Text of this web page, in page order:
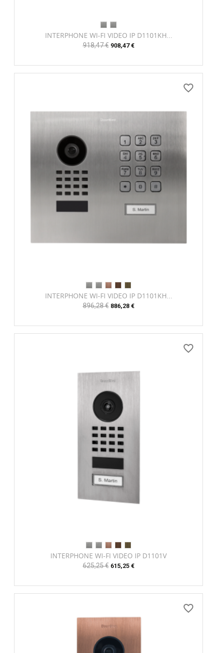
INTERPHONE WI-FI VIDEO IP D1101KH...
Prix
918,47 € Prix
908,47 €
INTERPHONE WI-FI VIDEO IP D1101KH...
Prix
896,28 € Prix
886,28 €
favorite_border
INTERPHONE WI-FI VIDEO IP D1101V
Prix
625,25 € Prix
615,25 €
favorite_border
favorite_border